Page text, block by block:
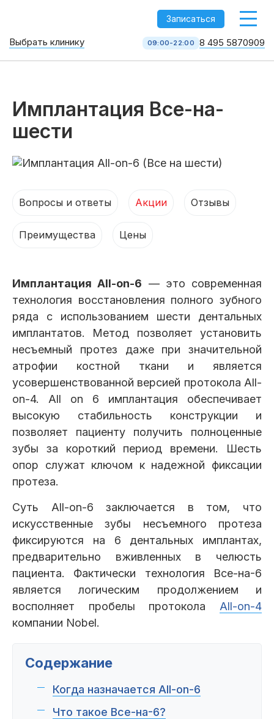
Записаться
8 495 587 09 09
Услуги
Брекеты Лечение зубов Удаление
Чистка Отбеливание
Детская
стоматология
Все услуги (16 категорий)
Клиники
Петровско-
Разумовская
Центр доктора
Богатова
Красногорск
Химки Ленинский Чертановская
Центр доктора
Рыжова
Все клиники и франшизы (10)
Цены
Работы
Отзывы
Акции
Пациентам
Пациентам
Выбрать клинику 09:00-22:00 8 495 5870909
Имплантация Все-на-
шести
Вопросы и ответы Акции Отзывы
Преимущества Цены
Имплантация All-on-6 — это современная
технология восстановления полного зубного
ряда с использованием шести дентальных
имплантатов. Метод позволяет установить
несъемный протез даже при значительной
атрофии костной ткани и является
усовершенствованной версией протокола All-
on-4. All on 6 имплантация обеспечивает
высокую стабильность конструкции и
позволяет пациенту получить полноценные
зубы за короткий период времени. Шесть
опор служат ключом к надежной фиксации
протеза.
Суть All-on-6 заключается в том, что
искусственные зубы несъемного протеза
фиксируются на 6 дентальных имплантах,
предварительно вживленных в челюсть
пациента. Фактически технология Все-на-6
является логическим продолжением и
восполняет пробелы протокола All-on-4
компании Nobel.
Содержание
Когда назначается All-on-6
Что такое Все-на-6?